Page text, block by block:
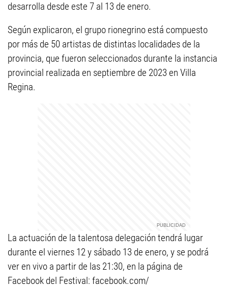
desarrolla desde este 7 al 13 de enero.
Según explicaron, el grupo rionegrino está compuesto
por más de 50 artistas de distintas localidades de la
provincia, que fueron seleccionados durante la instancia
provincial realizada en septiembre de 2023 en Villa
Regina.
La actuación de la talentosa delegación tendrá lugar
durante el viernes 12 y sábado 13 de enero, y se podrá
ver en vivo a partir de las 21:30, en la página de
Facebook del Festival: facebook.com/